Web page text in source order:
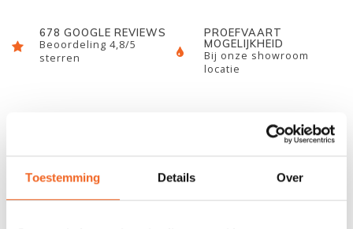
Toestemming Details Over
678 GOOGLE REVIEWS
Beoordeling 4,8/5
sterren
PROEFVAART
MOGELIJKHEID
Bij onze showroom
locatie
REVIEWS